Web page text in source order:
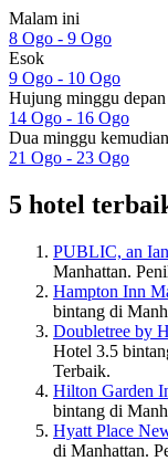
Malam ini
8 Ogo - 9 Ogo
Esok
9 Ogo - 10 Ogo
Hujung minggu depan
14 Ogo - 16 Ogo
Dua minggu kemudian
21 Ogo - 23 Ogo
5 hotel
PUBLIC, an
Manhattan.
Hampton Inn
bintang di
Doubletree by
Hotel 3.5
Terbaik.
Hilton Garden
bintang di
Hyatt Place
di Manhattan.